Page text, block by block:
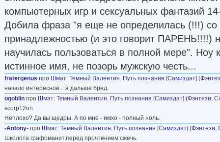
компьютерных игр и сексуальных фантазий
Добила фраза "я еще не определилась (!!!) со
принадлежностью (и это говорит ПАРЕНЬ!!!!)
научилась пользоваться в полной мере".
истинное имя, не позорь мужскую честь...
fratergenus про Шмат: Темный Валентин. Путь познания [Самиздат] (
начало интересное... а дальше бред.
ogoblin про Шмат: Темный Валентин. Путь познания [Самиздат] (Фэнтези,
scorp12on
Неплохо? Да вы щедры. А по мне - имхо - полный ноль.
-Antony- про Шмат: Темный Валентин. Путь познания [Самиздат] (Фэнтези,
Школота графоманит,перед прочтением сжечь.